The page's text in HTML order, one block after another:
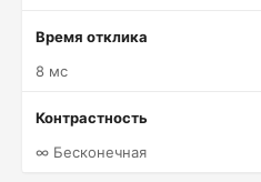
Время отклика
8 мс
Контрастность
∞ Бесконечная